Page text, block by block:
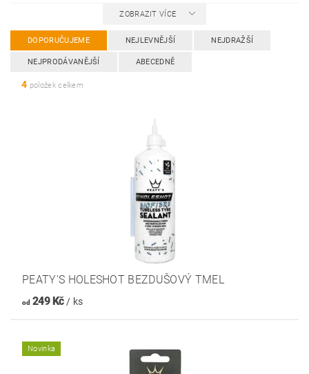
ZOBRAZIT VÍCE
DOPORUČUJEME NEJLEVNĚJŠÍ NEJDRAŽŠÍ
NEJPRODÁVANĚJŠÍ ABECEDNĚ
4 položek celkem
PEATY'S HOLESHOT BEZDUŠOVÝ TMEL
od249 Kč/ ks
Novinka